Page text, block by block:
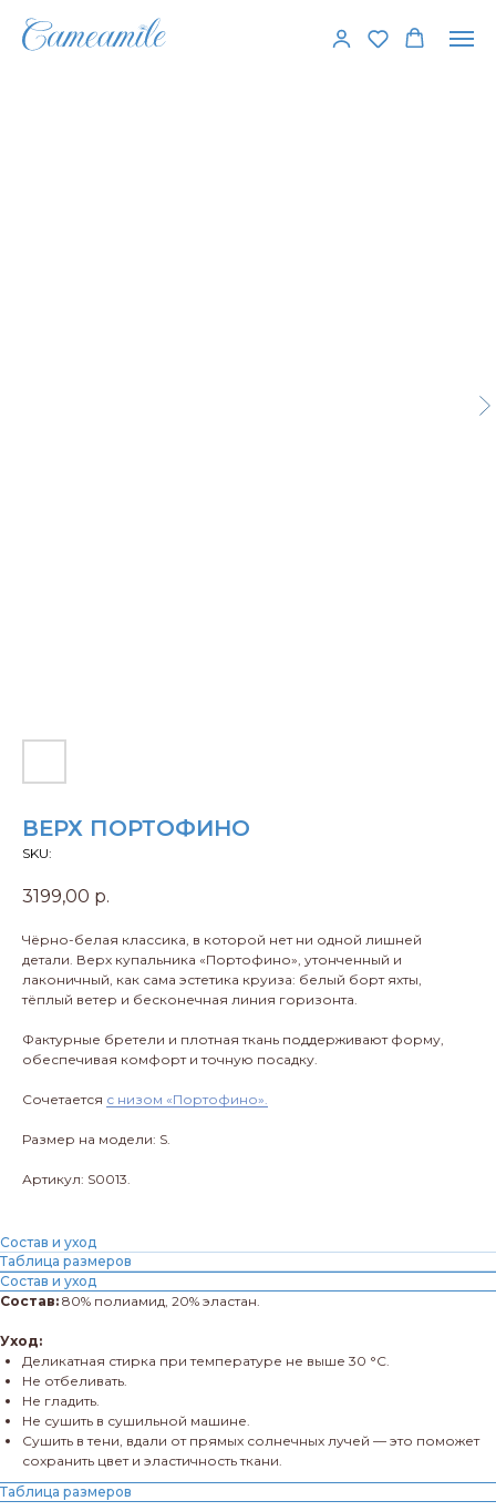
ВЕРХ ПОРТОФИНО
SKU:
3199,00 р.
Чёрно-белая классика, в которой нет ни одной лишней
детали. Верх купальника «Портофино», утонченный и
лаконичный, как сама эстетика круиза: белый борт яхты,
тёплый ветер и бесконечная линия горизонта.
Фактурные бретели и плотная ткань поддерживают форму,
обеспечивая комфорт и точную посадку.
Сочетается с низом «Портофино».
Размер на модели: S.
Артикул: S0013.
Состав и уход
Таблица размеров
Состав и уход
Состав: 80% полиамид, 20% эластан.
Уход:
Деликатная стирка при температуре не выше 30 °C.
Не отбеливать.
Не гладить.
Не сушить в сушильной машине.
Сушить в тени, вдали от прямых солнечных лучей — это поможет
сохранить цвет и эластичность ткани.
Таблица размеров